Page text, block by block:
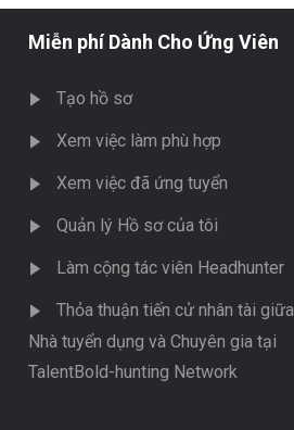
Miễn phí Dành Cho Ứng Viên
Tạo hồ sơ
Xem việc làm phù hợp
Xem việc đã ứng tuyển
Quản lý Hồ sơ của tôi
Làm cộng tác viên Headhunter
Thỏa thuận tiến cử nhân tài giữa
Nhà tuyển dụng và Chuyên gia tại
TalentBold-hunting Network